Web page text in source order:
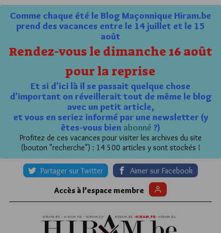
Comme chaque été le Blog Maçonnique Hiram.be
prend des vacances entre le 14 juillet et le 15
août
Rendez-vous le dimanche 16 août
pour la reprise
Et si d'ici là il se passait quelque chose
d'important on réveillerait tout de même le blog
avec un petit article,
et vous en seriez informé par une newsletter (y
êtes-vous bien abonné ?)
Profitez de ces vacances pour visiter les archives du site
(bouton "recherche") : 14 500 articles y sont stockés !
Partager sur Twitter Aimer sur Facebook
Accès à l’espace membre